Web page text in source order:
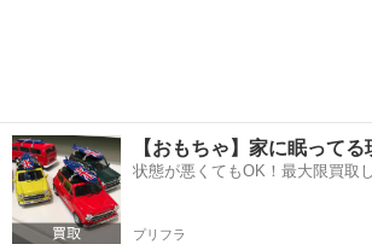
【おもちゃ】家に眠って
状態が悪くてもOK！最大限買取
プリフラ